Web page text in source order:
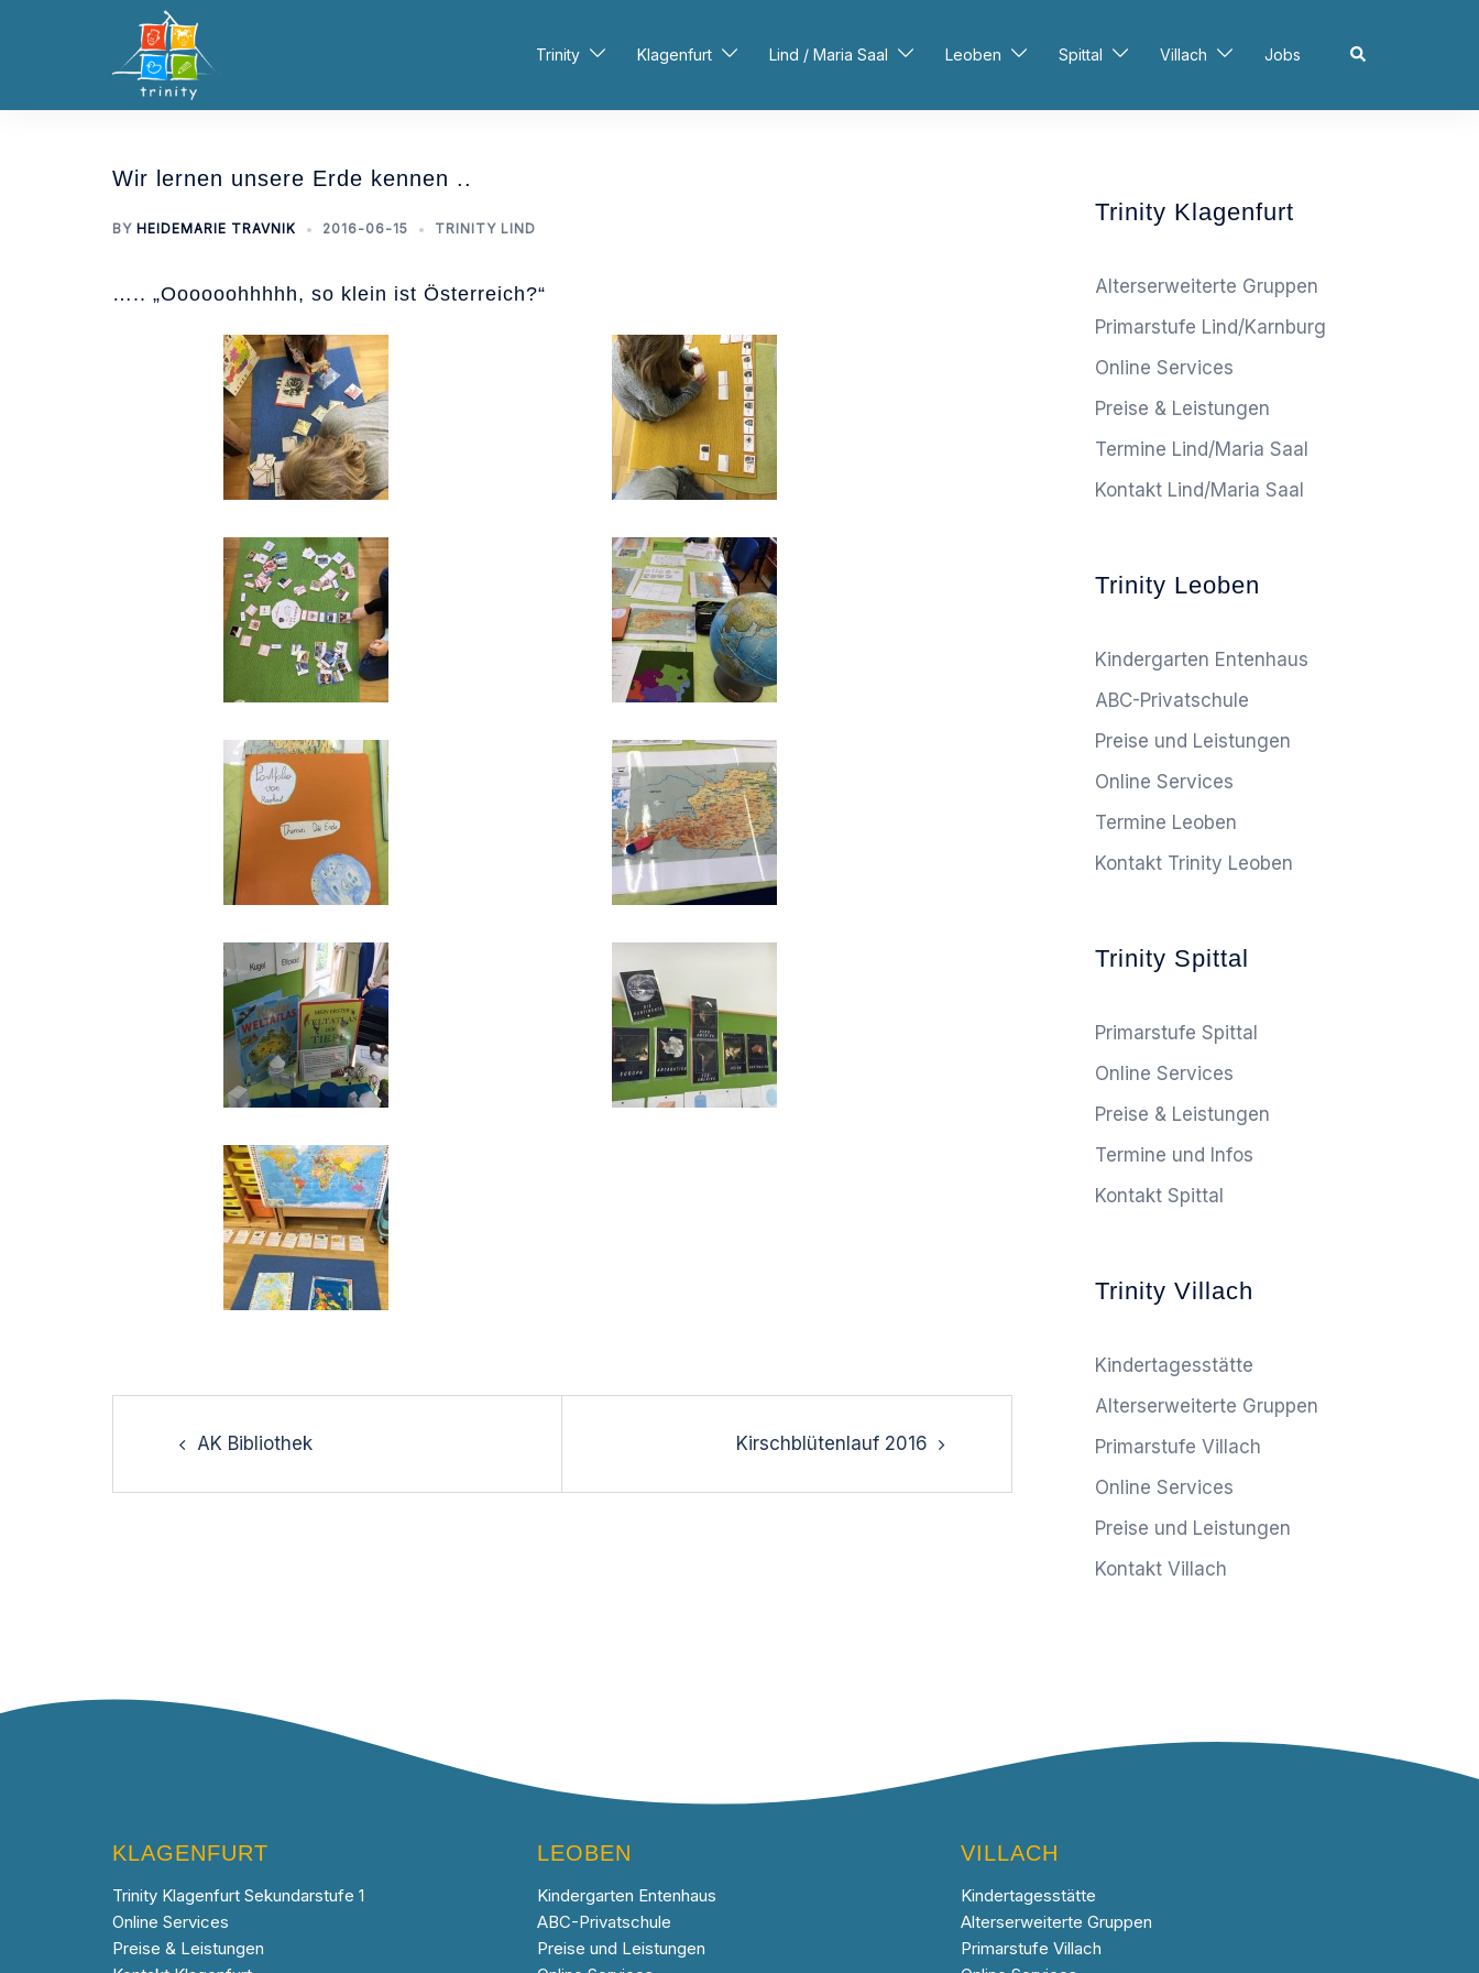
Trinity Klagenfurt Lind / Maria Saal Leoben Spittal Villach Jobs Search
Wir lernen unsere Erde kennen ..
BY HEIDEMARIE TRAVNIK 2016-06-15 TRINITY LIND
….. „Oooooohhhhh, so klein ist Österreich?“
navigationAK Bibliothek Kirschblütenlauf 2016
Trinity Klagenfurt
Alterserweiterte Gruppen
Primarstufe Lind/Karnburg
Online Services
Preise & Leistungen
Termine Lind/Maria Saal
Kontakt Lind/Maria Saal
Trinity Leoben
Kindergarten Entenhaus
ABC-Privatschule
Preise und Leistungen
Online Services
Termine Leoben
Kontakt Trinity Leoben
Trinity Spittal
Primarstufe Spittal
Online Services
Preise & Leistungen
Termine und Infos
Kontakt Spittal
Trinity Villach
Kindertagesstätte
Alterserweiterte Gruppen
Primarstufe Villach
Online Services
Preise und Leistungen
Kontakt Villach
KLAGENFURT
Trinity Klagenfurt Sekundarstufe 1
Online Services
Preise & Leistungen
LEOBEN
Kindergarten Entenhaus
ABC-Privatschule
Preise und Leistungen
VILLACH
Kindertagesstätte
Alterserweiterte Gruppen
Primarstufe Villach